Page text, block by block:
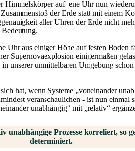
Himmelskörper auf jene Uhr nun
der Erde statt mit einem
aller Uhren der Erde nicht
Uhr aus einiger Höhe auf festen Boden
Supernovaexplosion einigermaßen
unserer unmittelbaren Umgebung
hat, wenn Systeme „voneinander
veranschaulichen - ist nun einmal
unabhängig“ mit „relativ“
unabhängige Prozesse korreliert, so
determiniert.